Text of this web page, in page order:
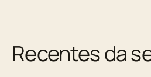
Recentes da